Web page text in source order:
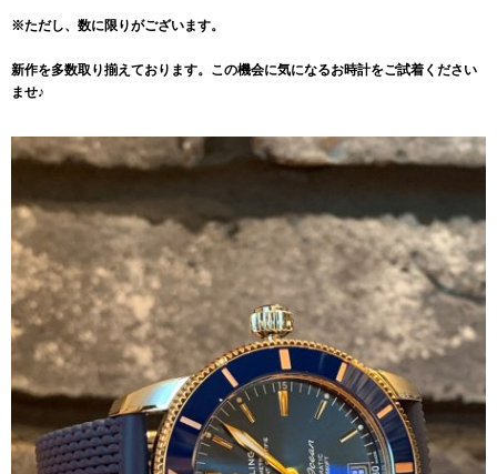
※ただし、数に限りがございます。
新作を多数取り揃えております。この機会に気になるお時計をご試着ください
ませ♪